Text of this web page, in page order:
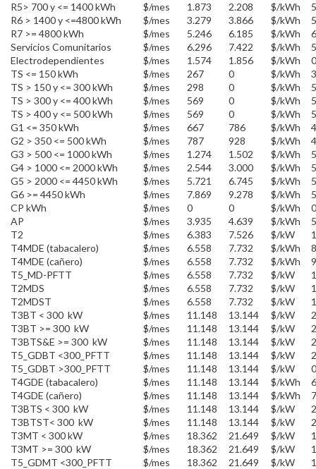
R5> 700 y <= 1400 kWh
$/mes 1.873 2.208 $/kWh
R6 > 1400 y <=4800 kWh
$/mes 3.279 3.866 $/kWh
R7 >= 4800 kWh
$/mes 5.246 6.185 $/kWh
Servicios Comunitarios
$/mes 6.296 7.422 $/kWh
Electrodependientes
$/mes 1.574 1.856 $/kWh
TS <= 150 kWh
$/mes 267 0 $/kWh
TS > 150 y <= 300 kWh
$/mes 298 0 $/kWh
TS > 300 y <= 400 kWh
$/mes 569 0 $/kWh
TS > 400 y <= 500 kWh
$/mes 569 0 $/kWh
G1 <= 350 kWh
$/mes 667 786 $/kWh
G2 > 350 <= 500 kWh
$/mes 787 928 $/kWh
G3 > 500 <= 1000 kWh
$/mes 1.274 1.502 $/kWh
G4 > 1000 <= 2000 kWh
$/mes 2.544 3.000 $/kWh
G5 > 2000 <= 4450 kWh
$/mes 5.721 6.745 $/kWh
G6 >= 4450 kWh
$/mes 7.869 9.278 $/kWh
CP kWh
$/mes 0 0 $/kWh
AP
$/mes 3.935 4.639 $/kWh
T2
$/mes 6.383 7.526 $/kW
T4MDE (tabacalero)
$/mes 6.558 7.732 $/kWh
T4MDE (cañero)
$/mes 6.558 7.732 $/kWh
T5_MD-PFTT
$/mes 6.558 7.732 $/kW
T2MDS
$/mes 6.558 7.732 $/kW
T2MDST
$/mes 6.558 7.732 $/kW
T3BT < 300 kW
$/mes 11.148 13.144 $/kW
T3BT >= 300 kW
$/mes 11.148 13.144 $/kW
T3BTS&E >= 300 kW
$/mes 11.148 13.144 $/kW
T5_GDBT <300_PFTT
$/mes 11.148 13.144 $/kW
T5_GDBT >300_PFTT
$/mes 11.148 13.144 $/kW
0
T4GDE (tabacalero)
$/mes 11.148 13.144 $/kWh
T4GDE (cañero)
$/mes 11.148 13.144 $/kWh
T3BTS < 300 kW
$/mes 11.148 13.144 $/kW
T3BTST< 300 kW
$/mes 11.148 13.144 $/kW
T3MT < 300 kW
$/mes 18.362 21.649 $/kW
T3MT >= 300 kW
$/mes 18.362 21.649 $/kW
T5_GDMT <300_PFTT
$/mes 18.362 21.649 $/kW